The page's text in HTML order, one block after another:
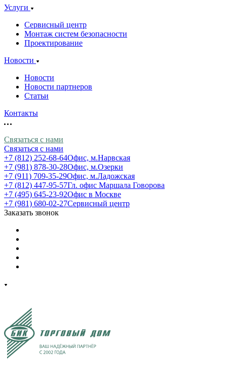
Услуги
Сервисный центр
Монтаж систем безопасности
Проектирование
Новости
Новости
Новости партнеров
Статьи
Контакты
Связаться с нами
Связаться с нами
+7 (812) 252-68-64Офис, м.Нарвская
+7 (981) 878-30-28Офис, м.Озерки
+7 (911) 709-35-29Офис, м.Ладожская
+7 (812) 447-95-57Гл. офис Маршала Говорова
+7 (495) 645-23-92Офис в Москве
+7 (981) 680-02-27Сервисный центр
Заказать звонок